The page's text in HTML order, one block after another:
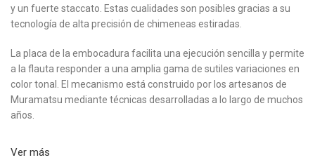
y un fuerte staccato. Estas cualidades son posibles gracias a su
tecnología de alta precisión de chimeneas estiradas.
La placa de la embocadura facilita una ejecución sencilla y permite
a la flauta responder a una amplia gama de sutiles variaciones en
color tonal. El mecanismo está construido por los artesanos de
Muramatsu mediante técnicas desarrolladas a lo largo de muchos
años.
Ver más